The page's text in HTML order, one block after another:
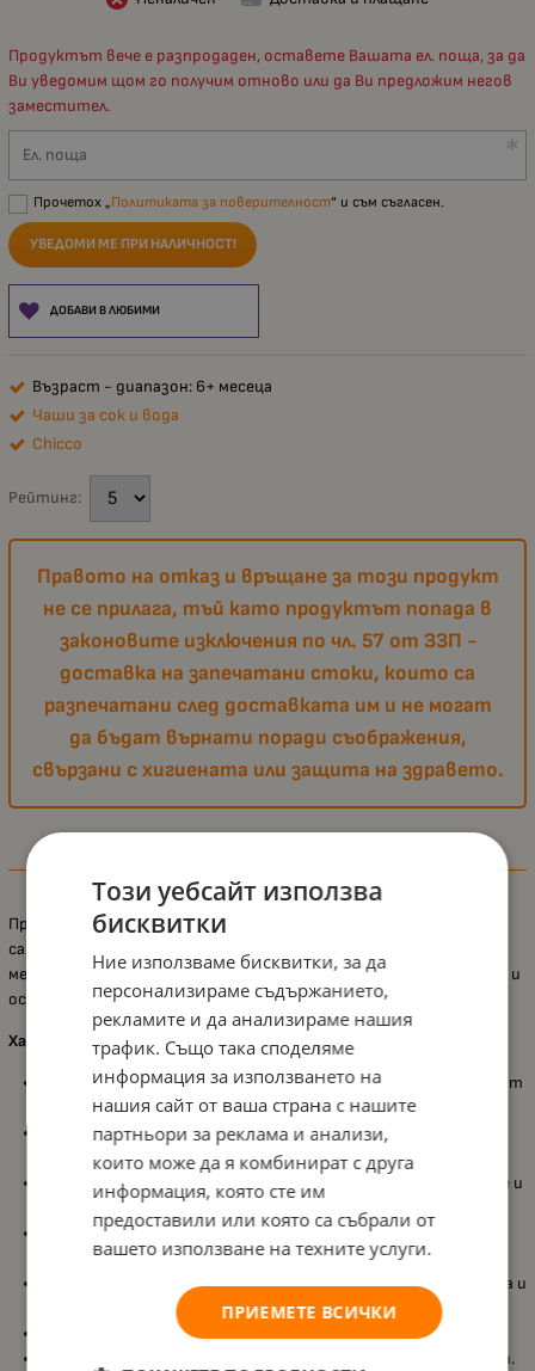
Продуктът вече е разпродаден, оставете Вашата ел. поща, за да
Ви уведомим щом го получим отново или да Ви предложим негов
заместител.
Ел. поща
Прочетох „Политиката за поверителност“ и съм съгласен.
УВЕДОМИ МЕ ПРИ НАЛИЧНОСТ!
ДОБАВИ В ЛЮБИМИ
Възраст - диапазон: 6+ месеца
Чаши за сок и вода
Chicco
Рейтинг:
Правото на отказ и връщане за този продукт
не се прилага, тъй като продуктът попада в
законовите изключения по чл. 57 от ЗЗП -
доставка на запечатани стоки, които са
разпечатани след доставката им и не могат
да бъдат върнати поради съображения,
свързани с хигиената или защита на здравето.
Практична и удобна чаша за плавен преход от биберон към
самостоятелно пиене. Специално проектирана за бебета над 6
месеца, тази чаша стимулира развитието на оралните умения и
осигурява комфорт при всяка глътка.
Характеристики:
Подходяща за деца над 6 месеца, улеснява преминаването от
шише към чаша;
Мек силиконов накрайник, нежен към венците, идеален при
никнене на зъби;
Неразливаща се система
, която предотвратява разливане и
разплискване;
Ергономичен дизайн с дръжки, удобен за малките детски
ръчички;
, идеална за използване както у дома, така и
Вместимост: 200 ml
, подходяща за вода, мляко или сок;
, изработена от безопасни и хигиенични материали.
Този уебсайт използва
бисквитки
Ние използваме бисквитки, за да
персонализираме съдържанието,
рекламите и да анализираме нашия
трафик. Също така споделяме
информация за използването на
нашия сайт от ваша страна с нашите
партньори за реклама и анализи,
които може да я комбинират с друга
информация, която сте им
предоставили или която са събрали от
вашето използване на техните услуги.
ПРИЕМЕТЕ ВСИЧКИ